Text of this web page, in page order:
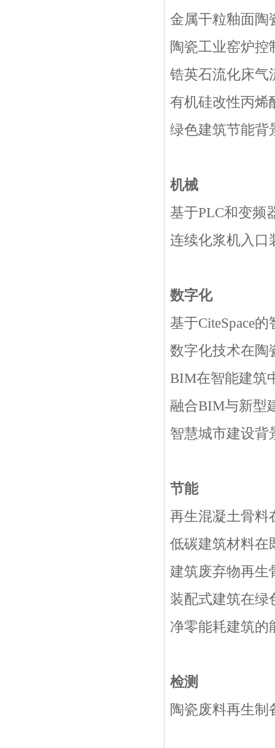
金属干粒釉面陶
陶瓷工业窑炉控
锆英石流化床气
有机硅改性丙烯
绿色建筑节能背
机械
基于PLC和变频
连续化浆机入口
数字化
基于CiteSpace的
数字化技术在陶
BIM在智能建筑
融合BIM与新型
智慧城市建设背
节能
再生混凝土骨料
低碳建筑材料在
建筑废弃物再生
装配式建筑在绿
净零能耗建筑的
检测
陶瓷废料再生制